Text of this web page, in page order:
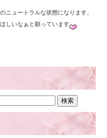
ニュートラルな状態になります。
しいなぁと願っています